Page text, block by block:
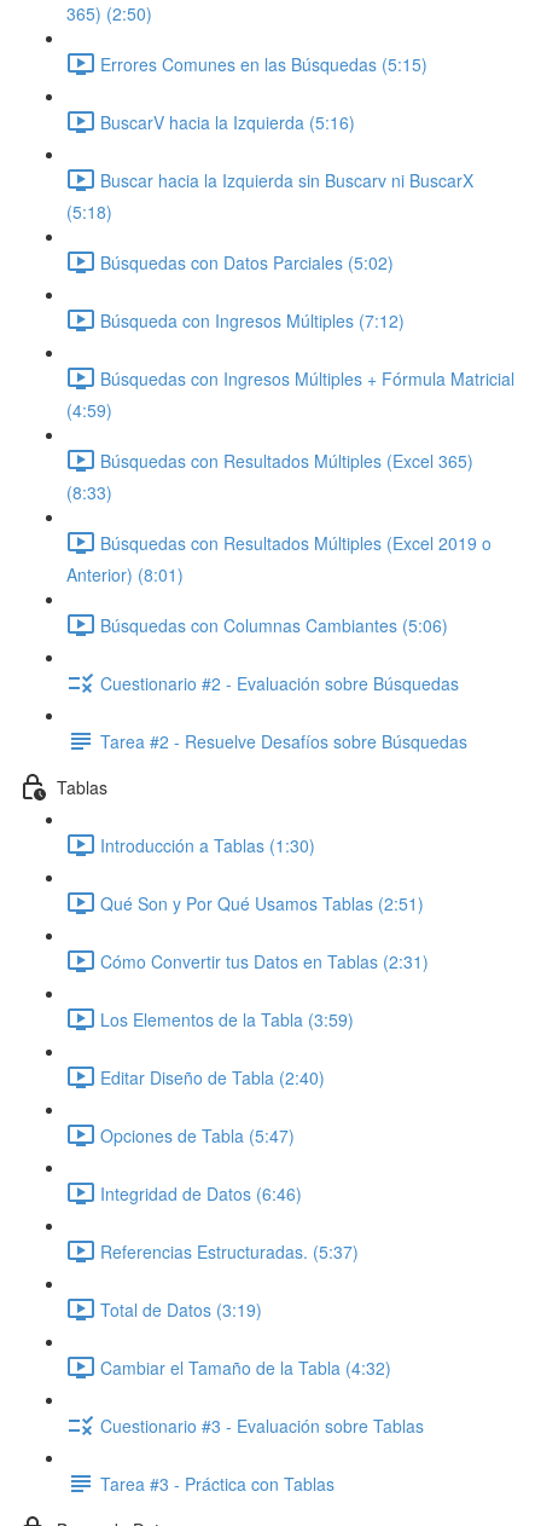
365) (2:50)
Errores Comunes en las Búsquedas (5:15)
BuscarV hacia la Izquierda (5:16)
Buscar hacia la Izquierda sin Buscarv ni BuscarX
(5:18)
Búsquedas con Datos Parciales (5:02)
Búsqueda con Ingresos Múltiples (7:12)
Búsquedas con Ingresos Múltiples + Fórmula Matricial
(4:59)
Búsquedas con Resultados Múltiples (Excel 365)
(8:33)
Búsquedas con Resultados Múltiples (Excel 2019 o
Anterior) (8:01)
Búsquedas con Columnas Cambiantes (5:06)
Cuestionario #2 - Evaluación sobre Búsquedas
Tarea #2 - Resuelve Desafíos sobre Búsquedas
Tablas
Introducción a Tablas (1:30)
Qué Son y Por Qué Usamos Tablas (2:51)
Cómo Convertir tus Datos en Tablas (2:31)
Los Elementos de la Tabla (3:59)
Editar Diseño de Tabla (2:40)
Opciones de Tabla (5:47)
Integridad de Datos (6:46)
Referencias Estructuradas. (5:37)
Total de Datos (3:19)
Cambiar el Tamaño de la Tabla (4:32)
Cuestionario #3 - Evaluación sobre Tablas
Tarea #3 - Práctica con Tablas